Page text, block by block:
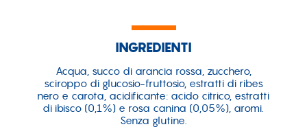
INGREDIENTI
Acqua, succo di arancia rossa, zucchero,
sciroppo di glucosio-fruttosio, estratti di ribes
nero e carota, acidificante: acido citrico, estratti
di ibisco (0,1%) e rosa canina (0,05%), aromi.
Senza glutine.